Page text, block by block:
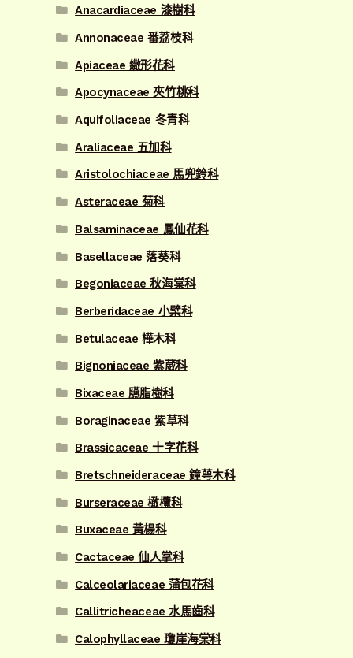
Anacardiaceae 漆樹科
Annonaceae 番荔枝科
Apiaceae 繖形花科
Apocynaceae 夾竹桃科
Aquifoliaceae 冬青科
Araliaceae 五加科
Aristolochiaceae 馬兜鈴科
Asteraceae 菊科
Balsaminaceae 鳳仙花科
Basellaceae 落葵科
Begoniaceae 秋海棠科
Berberidaceae 小檗科
Betulaceae 樺木科
Bignoniaceae 紫葳科
Bixaceae 臙脂樹科
Boraginaceae 紫草科
Brassicaceae 十字花科
Bretschneideraceae 鐘萼木科
Burseraceae 橄欖科
Buxaceae 黃楊科
Cactaceae 仙人掌科
Calceolariaceae 蒲包花科
Callitricheaceae 水馬齒科
Calophyllaceae 瓊崖海棠科